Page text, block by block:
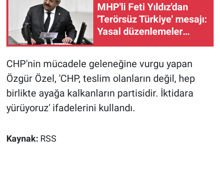
MHP'li Feti Yıldız'dan
'Terörsüz Türkiye' mesajı:
Yasal düzenlemeler
CHP'nin mücadele geleneğine vurgu yapan
Özgür Özel, 'CHP, teslim olanların değil, hep
birlikte ayağa kalkanların partisidir. İktidara
yürüyoruz' ifadelerini kullandı.
Kaynak: RSS